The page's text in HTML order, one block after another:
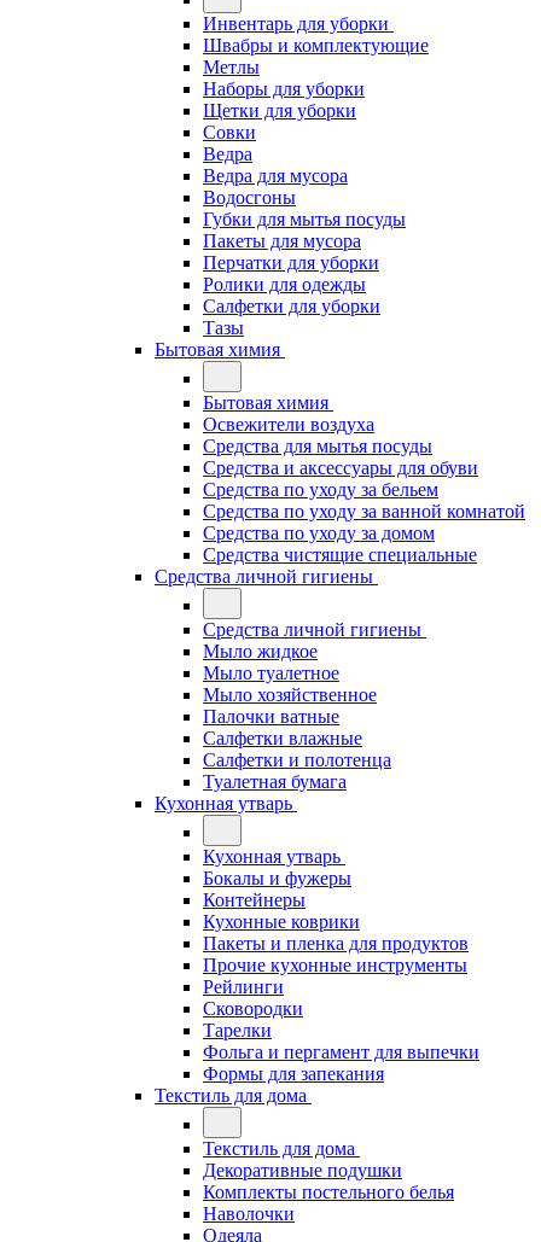
Инвентарь для уборки
Швабры и комплектующие
Метлы
Наборы для уборки
Щетки для уборки
Совки
Ведра
Ведра для мусора
Водосгоны
Губки для мытья посуды
Пакеты для мусора
Перчатки для уборки
Ролики для одежды
Салфетки для уборки
Тазы
Бытовая химия
Бытовая химия
Освежители воздуха
Средства для мытья посуды
Средства и аксессуары для обуви
Средства по уходу за бельем
Средства по уходу за ванной комнатой
Средства по уходу за домом
Средства чистящие специальные
Средства личной гигиены
Средства личной гигиены
Мыло жидкое
Мыло туалетное
Мыло хозяйственное
Палочки ватные
Салфетки влажные
Салфетки и полотенца
Туалетная бумага
Кухонная утварь
Кухонная утварь
Бокалы и фужеры
Контейнеры
Кухонные коврики
Пакеты и пленка для продуктов
Прочие кухонные инструменты
Рейлинги
Сковородки
Тарелки
Фольга и пергамент для выпечки
Формы для запекания
Текстиль для дома
Текстиль для дома
Декоративные подушки
Комплекты постельного белья
Наволочки
Одеяла